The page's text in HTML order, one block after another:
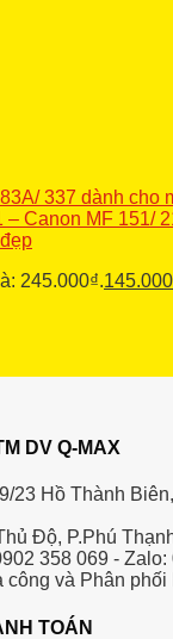
337 dành cho
– Canon MF 151/
245.000₫.145.000
DV Q-MAX
23 Hồ Thành
Độ, P.Phú
358 069 -
công và Phân
TOÁN